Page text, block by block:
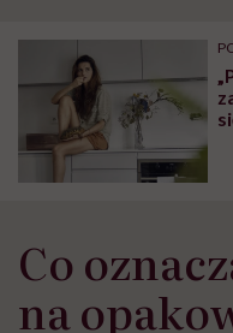
Co
na